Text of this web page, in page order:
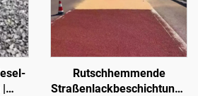
Rutschhemmende
Straßenlackbeschichtung |